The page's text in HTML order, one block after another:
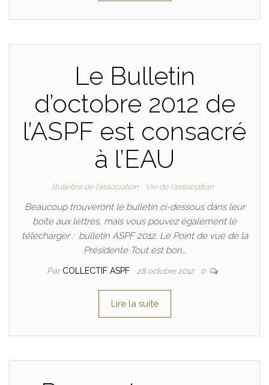
Le Bulletin
d’octobre 2012 de
l’ASPF est consacré
à l’EAU
Bulletins de l'association Vie de l'association
Beaucoup trouveront le bulletin ci-dessous dans leur
boîte aux lettres, mais vous pouvez également le
télécharger : bulletin ASPF 2012. Le Point de vue de la
Présidente Tout est bon…
Par COLLECTIF ASPF 28 octobre 2012 0
Lire la suite